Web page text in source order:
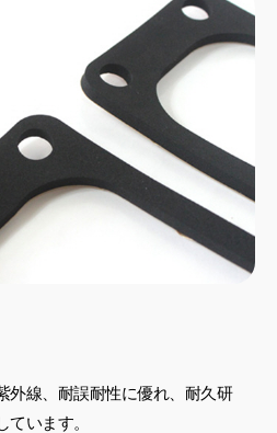
外線、耐誤耐性に優れ、耐久研
います。